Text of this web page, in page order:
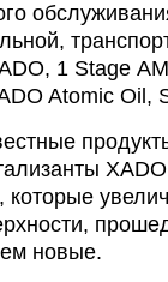
1 Stage
Atomic Oil,
которые
новые.